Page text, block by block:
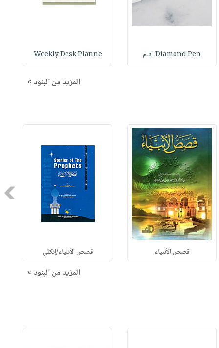
Diamond Pen : قلم Weekly Desk Planne
المزيد من البنود »
قصص الأنبياء قصص الأنبياء/إنكلي
المزيد من البنود »